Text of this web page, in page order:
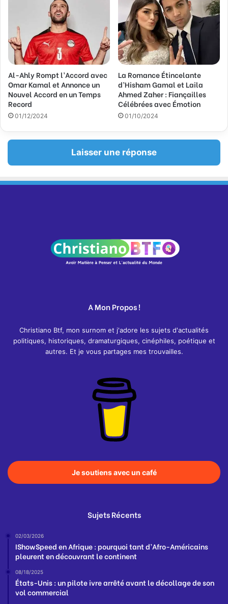
Al-Ahly Rompt l’Accord avec
Omar Kamal et Annonce un
Nouvel Accord en un Temps
Record
01/12/2024
La Romance Étincelante
d’Hisham Gamal et Laila
Ahmed Zaher : Fiançailles
Célébrées avec Émotion
01/10/2024
Laisser une réponse
A Mon Propos !
Christiano Btf, mon surnom et j'adore les sujets d'actualités
politiques, historiques, dramaturgiques, cinéphiles, poétique et
autres. Et je vous partages mes trouvailles.
Je soutiens avec un café
Sujets Récents
02/03/2026
IShowSpeed en Afrique : pourquoi tant d’Afro-Américains
pleurent en découvrant le continent
08/18/2025
États-Unis : un pilote ivre arrêté avant le décollage de son
vol commercial